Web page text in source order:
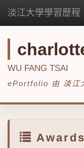
淡江大學學習歷程
WU FANG TSAI
ePortfolio 由 淡江